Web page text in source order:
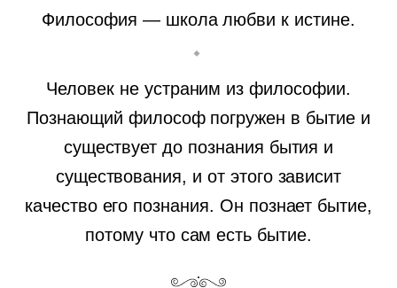
Философия — школа любви к истине.
Человек не устраним из философии.
Познающий философ погружен в бытие и
существует до познания бытия и
существования, и от этого зависит
качество его познания. Он познает бытие,
потому что сам есть бытие.